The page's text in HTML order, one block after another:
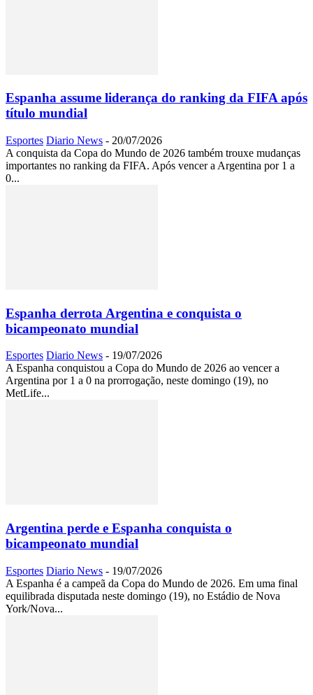
Espanha assume liderança do ranking da FIFA após
título mundial
Esportes Diario News - 20/07/2026
A conquista da Copa do Mundo de 2026 também trouxe mudanças
importantes no ranking da FIFA. Após vencer a Argentina por 1 a
0...
Espanha derrota Argentina e conquista o
bicampeonato mundial
Esportes Diario News - 19/07/2026
A Espanha conquistou a Copa do Mundo de 2026 ao vencer a
Argentina por 1 a 0 na prorrogação, neste domingo (19), no
MetLife...
Argentina perde e Espanha conquista o
bicampeonato mundial
Esportes Diario News - 19/07/2026
A Espanha é a campeã da Copa do Mundo de 2026. Em uma final
equilibrada disputada neste domingo (19), no Estádio de Nova
York/Nova...